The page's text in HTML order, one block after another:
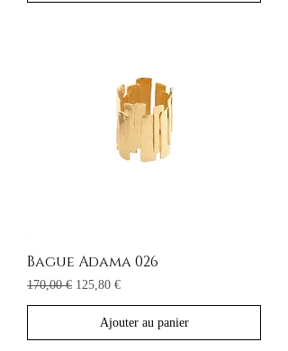
Bague Adama 026
Prix original
170,00 € Prix promotionnel
125,80 €
Ajouter au panier